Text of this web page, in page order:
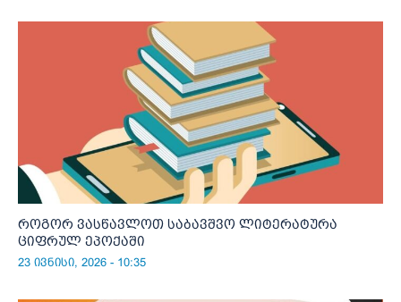
როგორ ვასწავლოთ საბავშვო ლიტერატურა
ციფრულ ეპოქაში
23 ივნისი, 2026 - 10:35